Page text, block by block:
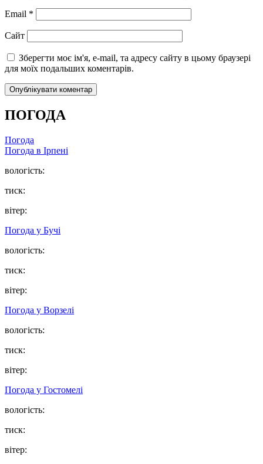
Email *
Сайт
Зберегти моє ім'я, e-mail, та адресу сайту в цьому браузері
для моїх подальших коментарів.
ПОГОДА
Погода
Погода в Ірпені
вологість:
тиск:
вітер:
Погода у Бучі
вологість:
тиск:
вітер:
Погода у Ворзелі
вологість:
тиск:
вітер:
Погода у Гостомелі
вологість:
тиск:
вітер: